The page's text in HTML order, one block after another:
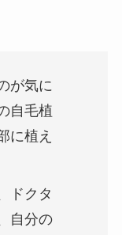
が気に
自毛植
に植え
ドクタ
自分の